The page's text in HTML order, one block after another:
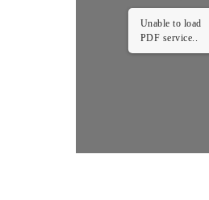
Unable to load
PDF service..